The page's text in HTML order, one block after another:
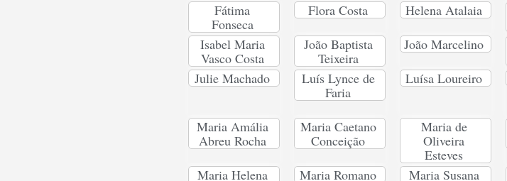
Fátima
Fonseca
Flora Costa Helena Atalaia
Isabel Maria
Vasco Costa
João Baptista
Teixeira
João Marcelino
Julie Machado
Luís Lynce de
Faria
Luísa Loureiro
Maria Amália
Abreu Rocha
Maria Caetano
Conceição
Maria de
Oliveira
Esteves
Maria Helena
Maria Romano
Maria Susana